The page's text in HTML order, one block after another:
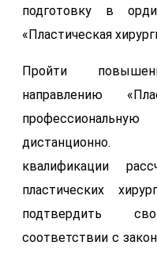
подготовку в
«Пластическая
Пройти
направлению
дистанционно.
квалификации
пластических
подтвердить
соответствии с